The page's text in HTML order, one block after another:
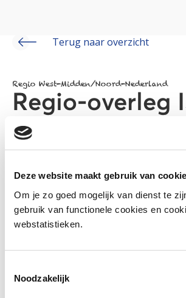
Deze website maakt gebruik van
Om je zo goed mogelijk van dienst te
gebruik van functionele cookies en
webstatistieken.
Noodzakelijk
Terug naar overzicht
Regio West-Midden/Noord-Nederland
Regio-overleg
Zorg